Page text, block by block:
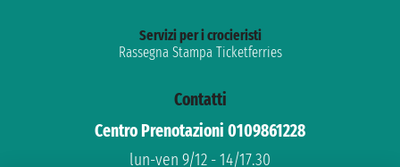
Servizi per i crocieristi
Rassegna Stampa Ticketferries
Contatti
Centro Prenotazioni 0109861228
lun-ven 9/12 - 14/17.30